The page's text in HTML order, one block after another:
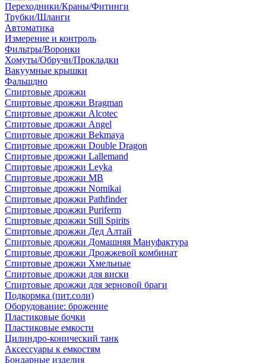
Переходники/Краны/Фитинги
Трубки/Шланги
Автоматика
Измерение и контроль
Фильтры/Воронки
Хомуты/Обручи/Прокладки
Вакуумные крышки
Фальшдно
Спиртовые дрожжи
Спиртовые дрожжи Bragman
Спиртовые дрожжи Alcotec
Спиртовые дрожжи Angel
Спиртовые дрожжи Bekmaya
Спиртовые дрожжи Double Dragon
Спиртовые дрожжи Lallemand
Спиртовые дрожжи Leyka
Спиртовые дрожжи MB
Спиртовые дрожжи Nomikai
Спиртовые дрожжи Pathfinder
Спиртовые дрожжи Puriferm
Спиртовые дрожжи Still Spirits
Спиртовые дрожжи Дед Алтай
Спиртовые дрожжи Домашняя Мануфактура
Спиртовые дрожжи Дрожжевой комбинат
Спиртовые дрожжи Хмельные
Спиртовые дрожжи для виски
Спиртовые дрожжи для зерновой браги
Подкормка (пит.соли)
Оборудование: брожение
Пластиковые бочки
Пластиковые емкости
Цилиндро-конический танк
Аксессуары к емкостям
Бондарные изделия